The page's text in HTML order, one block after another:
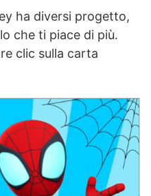
ha diversi progetto,
che ti piace di più.
clic sulla carta